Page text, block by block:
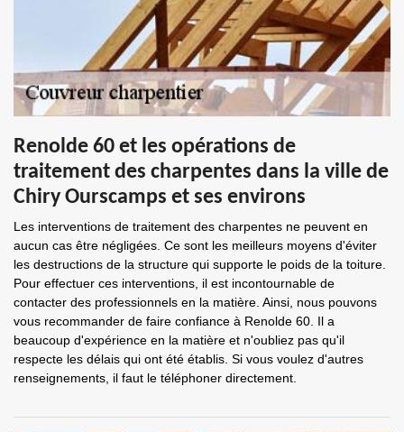
Renolde 60 et les opérations de
traitement des charpentes dans la ville de
Chiry Ourscamps et ses environs
Les interventions de traitement des charpentes ne peuvent en
aucun cas être négligées. Ce sont les meilleurs moyens d'éviter
les destructions de la structure qui supporte le poids de la toiture.
Pour effectuer ces interventions, il est incontournable de
contacter des professionnels en la matière. Ainsi, nous pouvons
vous recommander de faire confiance à Renolde 60. Il a
beaucoup d'expérience en la matière et n'oubliez pas qu'il
respecte les délais qui ont été établis. Si vous voulez d'autres
renseignements, il faut le téléphoner directement.